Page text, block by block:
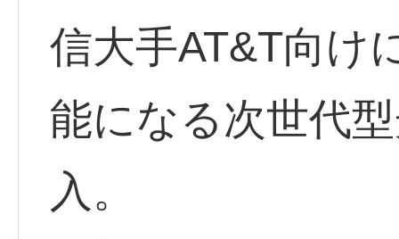
信大手AT&T向け
能になる次世代
入。